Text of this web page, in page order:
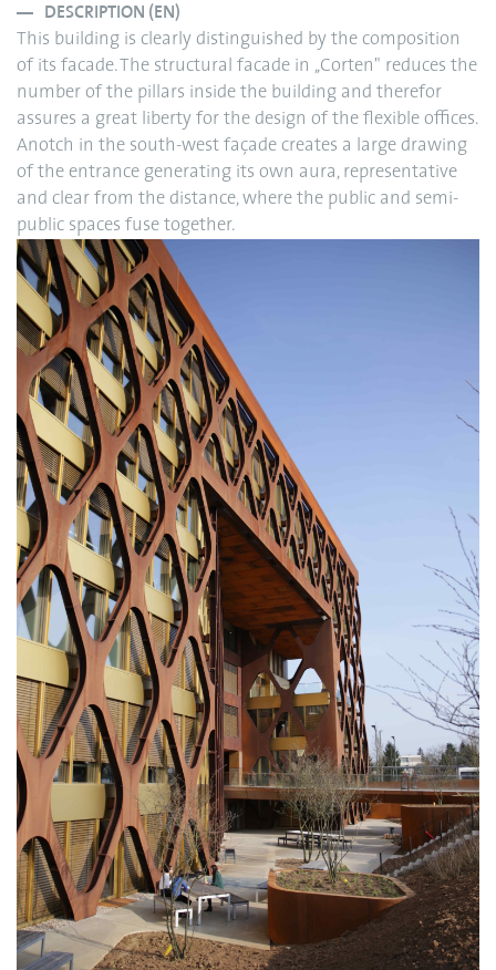
DESCRIPTION (EN)
This building is clearly distinguished by the composition
of its facade. The structural facade in ,,Corten" reduces the
number of the pillars inside the building and therefor
assures a great liberty for the design of the flexible offices.
Anotch in the south-west façade creates a large drawing
of the entrance generating its own aura, representative
and clear from the distance, where the public and semi-
public spaces fuse together.